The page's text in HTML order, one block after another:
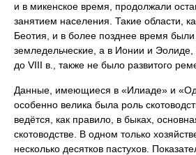
и в микенское время, продолжали
занятием населения. Такие области,
Беотия, и в более позднее время были
земледельческие, а в Ионии и
до VIII в., также не было развитого
Данные, имеющиеся в «Илиаде» и
особенно велика была роль
ведётся, как правило, в быках,
скотоводстве. В одном только
несколько десятков пастухов.